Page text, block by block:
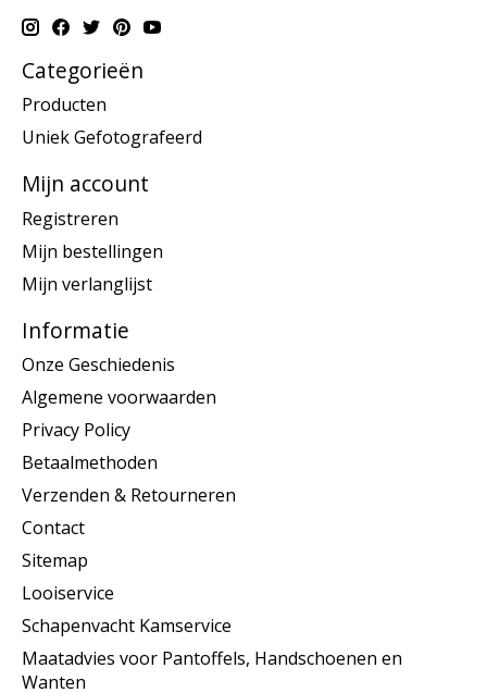
Categorieën
Producten
Uniek Gefotografeerd
Mijn account
Registreren
Mijn bestellingen
Mijn verlanglijst
Informatie
Onze Geschiedenis
Algemene voorwaarden
Privacy Policy
Betaalmethoden
Verzenden & Retourneren
Contact
Sitemap
Looiservice
Schapenvacht Kamservice
Maatadvies voor Pantoffels, Handschoenen en
Wanten